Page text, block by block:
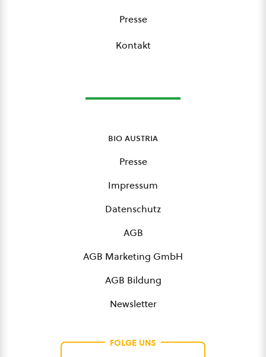
Presse
Kontakt
bio austria
Presse
Impressum
Datenschutz
AGB
AGB Marketing GmbH
AGB Bildung
Newsletter
FOLGE UNS